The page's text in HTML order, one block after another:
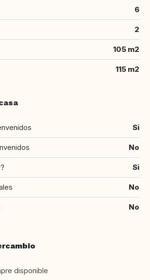
6
2
105 m2
115 m2
Si
No
Si
No
No
disponible